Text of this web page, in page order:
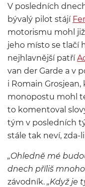
V posledních
bývalý pilot stájí
motorismu mohl
jeho místo se tlačí
nejhlavnější patří
van der Garde a v
i Romain
monopostu mohl
to komentoval
tým v posledních
stále tak neví, zda-
„Ohledně mé
dnech příliš
závodník. „Když je